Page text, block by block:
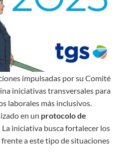
impulsadas por su Comité
iniciativas transversales para
laborales más inclusivos.
en un protocolo de
La iniciativa busca fortalecer los
a este tipo de situaciones